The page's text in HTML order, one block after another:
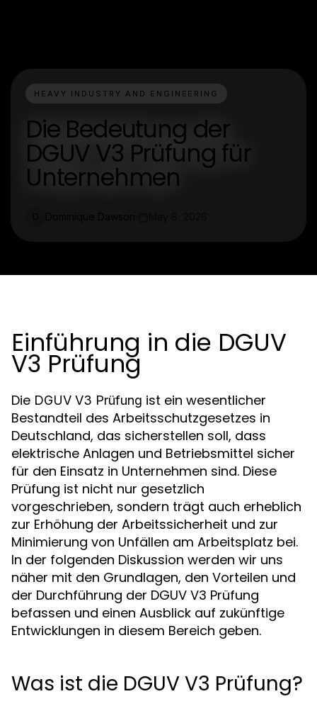
HEAVY INDUSTRY AND ENGINEERING
Die Bedeutung der
DGUV V3 Prüfung für
Unternehmen
Einführung in die DGUV
V3 Prüfung
Die DGUV V3 Prüfung ist ein wesentlicher
Bestandteil des Arbeitsschutzgesetzes in
Deutschland, das sicherstellen soll, dass
elektrische Anlagen und Betriebsmittel sicher
für den Einsatz in Unternehmen sind. Diese
Prüfung ist nicht nur gesetzlich
vorgeschrieben, sondern trägt auch erheblich
zur Erhöhung der Arbeitssicherheit und zur
Minimierung von Unfällen am Arbeitsplatz bei.
In der folgenden Diskussion werden wir uns
näher mit den Grundlagen, den Vorteilen und
der Durchführung der DGUV V3 Prüfung
befassen und einen Ausblick auf zukünftige
Entwicklungen in diesem Bereich geben.
Was ist die DGUV V3 Prüfung?